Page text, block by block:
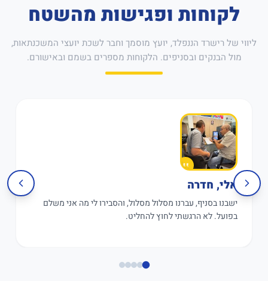
לקוחות ופגישות מהשטח
ליווי של רישרד הננפלד, יועץ מוסמך וחבר לשכת יועצי המשכנתאות,
מול הבנקים ובסניפים. הלקוחות מספרים בשמם ובאישורם.
אלי, חדרה
ישבנו בסניף, עברנו מסלול מסלול, והסבירו לי מה אני משלם
בפועל. לא הרגשתי לחוץ להחליט.